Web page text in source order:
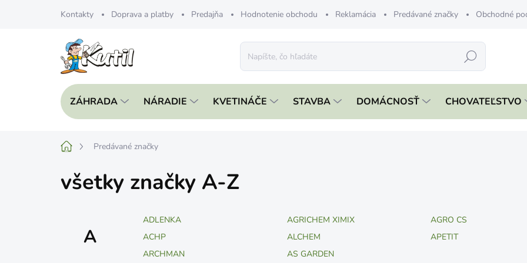
Kontakty Doprava a platby Predajňa Hodnotenie obchodu Reklamácia Predávané značky Obchodné
Hľadať
ZÁHRADA NÁRADIE KVETINÁČE STAVBA DOMÁCNOSŤ CHOVATEĽSTVO
DomovPredávané značky
všetky značky A-Z
A
ADLENKA AGRICHEM XIMIX AGRO CS
ACHP
ALCHEM APETIT
ARCHMAN
AS GARDEN